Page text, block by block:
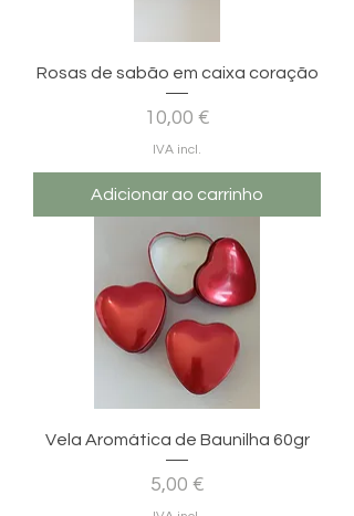
Rosas de sabão em caixa coração
Preço
10,00 €
IVA incl.
Adicionar ao carrinho
Vela Aromática de Baunilha 60gr
Preço
5,00 €